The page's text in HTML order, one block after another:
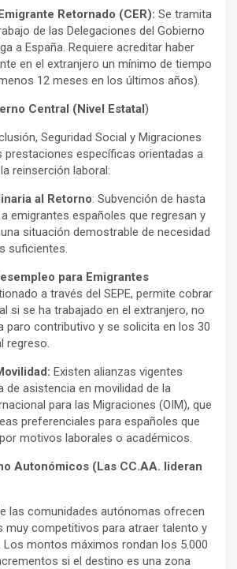
Retornado (CER): Se tramita
de las Delegaciones del Gobierno
a España. Requiere acreditar haber
en el extranjero un mínimo de tiempo
12 meses en los últimos años).
Central (Nivel Estatal)
Seguridad Social y Migraciones
prestaciones específicas orientadas a
reinserción laboral:
al Retorno: Subvención de hasta
emigrantes españoles que regresan y
situación demostrable de necesidad
suficientes.
para Emigrantes
a través del SEPE, permite cobrar
si se ha trabajado en el extranjero, no
paro contributivo y se solicita en los 30
regreso.
Existen alianzas vigentes
de asistencia en movilidad de la
para las Migraciones (OIM), que
preferenciales para españoles que
motivos laborales o académicos.
Autonómicos (Las CC.AA. lideran
las comunidades autónomas ofrecen
muy competitivos para atraer talento y
Los montos máximos rondan los 5.000
si el destino es una zona